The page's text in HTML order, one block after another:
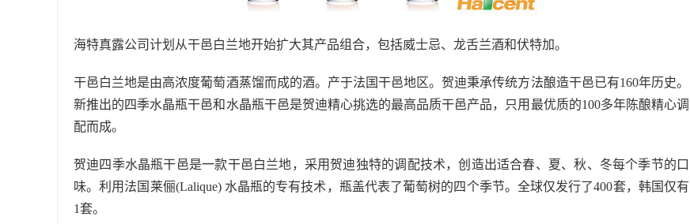
海特真露公司计划从干邑白兰地开始扩大其产品组合，包括威士忌、龙舌兰酒和伏特加。
干邑白兰地是由高浓度葡萄酒蒸馏而成的酒。产于法国干邑地区。贺迪秉承传统方法酿造干邑已有160年历史。
新推出的四季水晶瓶干邑和水晶瓶干邑是贺迪精心挑选的最高品质干邑产品，只用最优质的100多年陈酿精心调
配而成。
贺迪四季水晶瓶干邑是一款干邑白兰地，采用贺迪独特的调配技术，创造出适合春、夏、秋、冬每个季节的口
味。利用法国莱俪(Lalique) 水晶瓶的专有技术，瓶盖代表了葡萄树的四个季节。全球仅发行了400套，韩国仅有
1套。